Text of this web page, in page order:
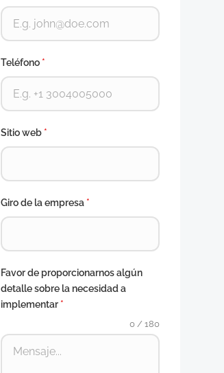
Teléfono *
Sitio web *
Giro de la empresa *
Favor de proporcionarnos algún
detalle sobre la necesidad a
implementar *
0 / 180